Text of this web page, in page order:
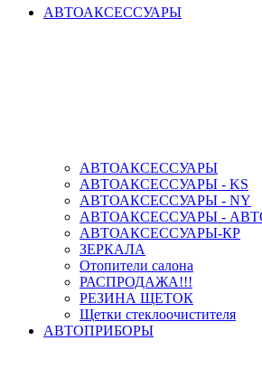
АВТОАКСЕССУАРЫ
АВТОАКСЕССУАРЫ
АВТОАКСЕССУАРЫ - KS
АВТОАКСЕССУАРЫ - NY
АВТОАКСЕССУАРЫ -
АВТОАКСЕССУАРЫ-КР
ЗЕРКАЛА
Отопители салона
РАСПРОДАЖА!!!
РЕЗИНА ЩЕТОК
Щетки стеклоочистителя
АВТОПРИБОРЫ